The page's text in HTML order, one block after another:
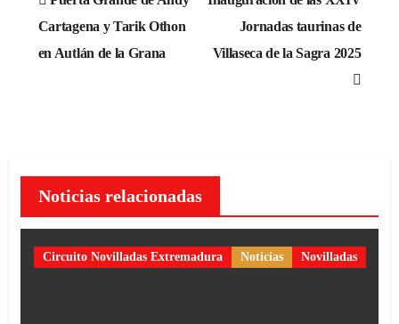
de
entradas
Cartagena y Tarik Othon
en Autlán de la Grana
Jornadas taurinas de
Villaseca de la Sagra 2025
Noticias relacionadas
Circuito Novilladas Extremadura Noticias Novilladas